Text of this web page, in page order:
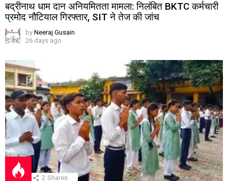
बद्रीनाथ धाम दान अनियमितता मामला: निलंबित BKTC कर्मचारी
प्रमोद नौटियाल गिरफ्तार, SIT ने तेज की जांच
by Neeraj Gusain
26 days ago
2 Shares